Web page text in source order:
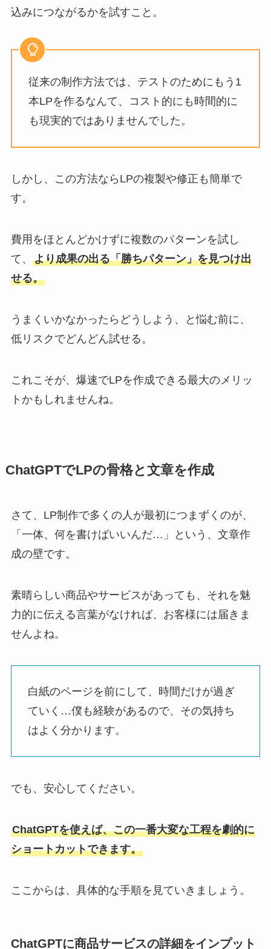
込みにつながるかを試すこと。
従来の制作方法では、テストのためにもう1
本LPを作るなんて、コスト的にも時間的に
も現実的ではありませんでした。
しかし、この方法ならLPの複製や修正も簡単で
す。
費用をほとんどかけずに複数のパターンを試し
て、 より成果の出る「勝ちパターン」を見つけ出
せる。
うまくいかなかったらどうしよう、と悩む前に、
低リスクでどんどん試せる。
これこそが、爆速でLPを作成できる最大のメリッ
トかもしれませんね。
ChatGPTでLPの骨格と文章を作成
さて、LP制作で多くの人が最初につまずくのが、
「一体、何を書けばいいんだ…」という、文章作
成の壁です。
素晴らしい商品やサービスがあっても、それを魅
力的に伝える言葉がなければ、お客様には届きま
せんよね。
白紙のページを前にして、時間だけが過ぎ
ていく…僕も経験があるので、その気持ち
はよく分かります。
でも、安心してください。
ChatGPTを使えば、この一番大変な工程を劇的に
ショートカットできます。
ここからは、具体的な手順を見ていきましょう。
ChatGPTに商品サービスの詳細をインプット